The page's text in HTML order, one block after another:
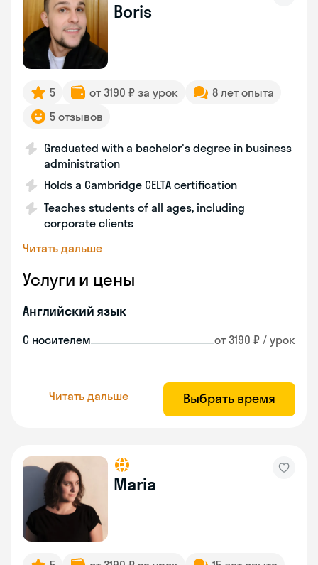
Boris
5 от 3190 ₽ за урок
8 лет опыта
5 отзывов
Graduated with a bachelor's degree in business
administration
Holds a Cambridge CELTA certification
Teaches students of all ages, including
corporate clients
Читать дальше
Услуги и цены
Английский язык
С носителем от 3190 ₽ / урок
Читать дальше Выбрать время
Maria